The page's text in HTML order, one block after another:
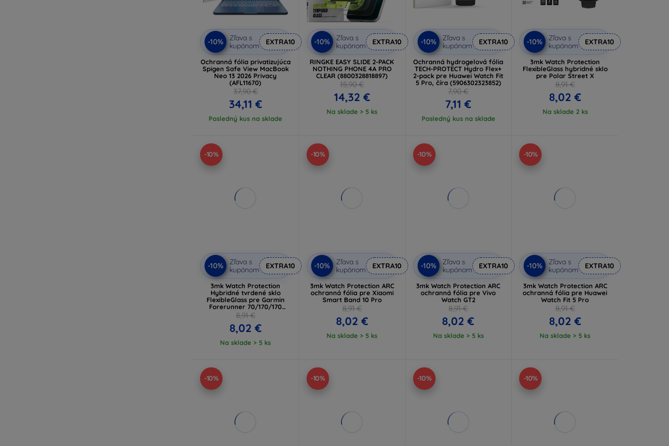
-10%
Zľava s
kupónom
EXTRA10
Ochranná fólia privatizujúca
Spigen Safe View MacBook
Neo 13 2026 Privacy
(AFL11670)
37,90 €
34,11 €
Posledný kus na sklade
-10%
Zľava s
kupónom
EXTRA10
RINGKE EASY SLIDE 2-PACK
NOTHING PHONE 4A PRO
CLEAR (8800328818897)
15,90 €
14,32 €
Na sklade > 5 ks
-10%
Zľava s
kupónom
EXTRA10
Ochranná hydrogelová fólia
TECH-PROTECT Hydro Flex+
2-pack pre Huawei Watch Fit
5 Pro, číra (5906302323852)
7,90 €
7,11 €
Posledný kus na sklade
-10%
Zľava s
kupónom
EXTRA10
3mk Watch Protection
FlexibleGlass hybridné sklo
pre Polar Street X
8,91 €
8,02 €
Na sklade 2 ks
-10%
-10%
Zľava s
kupónom
EXTRA10
3mk Watch Protection
Hybridné tvrdené sklo
FlexibleGlass pre Garmin
Forerunner 70/170/170
Music
8,91 €
8,02 €
Na sklade > 5 ks
-10%
-10%
Zľava s
kupónom
EXTRA10
3mk Watch Protection ARC
ochranná fólia pre Xiaomi
Smart Band 10 Pro
8,91 €
8,02 €
Na sklade > 5 ks
-10%
-10%
Zľava s
kupónom
EXTRA10
3mk Watch Protection ARC
ochranná fólia pre Vivo
Watch GT2
8,91 €
8,02 €
Na sklade > 5 ks
-10%
-10%
Zľava s
kupónom
EXTRA10
3mk Watch Protection ARC
ochranná fólia pre Huawei
Watch Fit 5 Pro
8,91 €
8,02 €
Na sklade > 5 ks
-10% -10% -10% -10%